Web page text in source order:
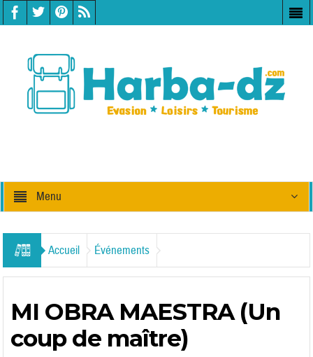
Menu
Accueil Événements
MI OBRA MAESTRA (Un
coup de maître)